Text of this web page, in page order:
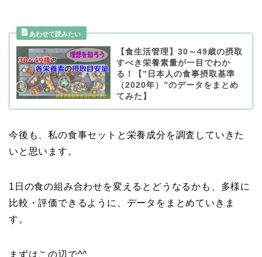
【食生活管理】30～49歳の摂取
すべき栄養素量が一目でわか
る！【”日本人の食事摂取基準
（2020年）”のデータをまとめ
てみた】
今後も、私の食事セットと栄養成分を調査していきた
いと思います。
1日の食の組み合わせを変えるとどうなるかも、多様に
比較・評価できるように、データをまとめていきま
す。
まずはこの辺で^^